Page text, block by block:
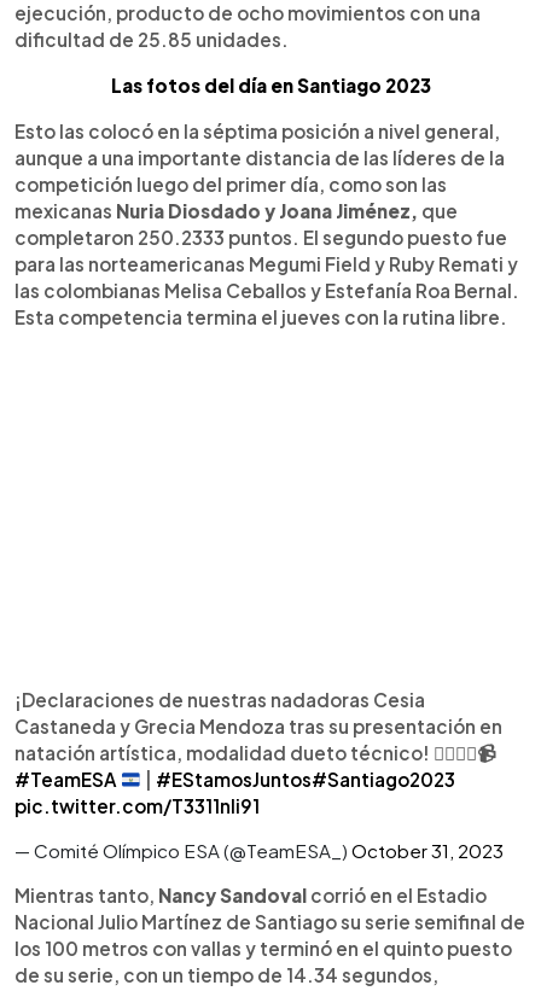
ejecución, producto de ocho movimientos con una
dificultad de 25.85 unidades.
Las fotos del día en Santiago 2023
Esto las colocó en la séptima posición a nivel general,
aunque a una importante distancia de las líderes de la
competición luego del primer día, como son las
mexicanas Nuria Diosdado y Joana Jiménez, que
completaron 250.2333 puntos. El segundo puesto fue
para las norteamericanas Megumi Field y Ruby Remati y
las colombianas Melisa Ceballos y Estefanía Roa Bernal.
Esta competencia termina el jueves con la rutina libre.
¡Declaraciones de nuestras nadadoras Cesia
Castaneda y Grecia Mendoza tras su presentación en
natación artística, modalidad dueto técnico! 🏊‍♂️🏊‍♀️📹
#TeamESA
#EStamosJuntos#Santiago2023
pic.twitter.com/T3311nli91
— Comité Olímpico ESA (@TeamESA_) October 31, 2023
Mientras tanto, Nancy Sandoval corrió en el Estadio
Nacional Julio Martínez de Santiago su serie semifinal de
los 100 metros con vallas y terminó en el quinto puesto
de su serie, con un tiempo de 14.34 segundos,